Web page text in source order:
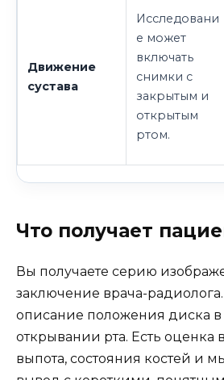
Движение
сустава
Исследовани
е может
включать
снимки с
закрытым и
открытым
ртом.
Что получает
Вы получаете серию
заключение врача-
описание положения диска
открывании рта. Есть оценка
выпота, состояния костей и